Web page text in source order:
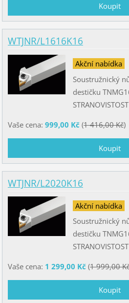
WTJNR/L1616K16
Akční nabídka
Soustružnický
destičku
Vaše cena: 999,00 Kč(1 416,00 Kč)
WTJNR/L2020K16
Akční nabídka
Soustružnický
destičku
Vaše cena: 1 299,00 Kč(1 999,00